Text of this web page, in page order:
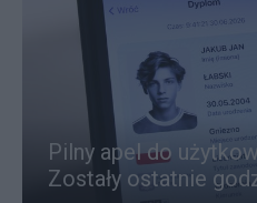
Pilny apel do
Zostały ostatnie